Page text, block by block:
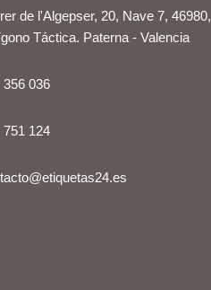
de l'Algepser, 20, Nave 7, 46980,
Táctica. Paterna - Valencia
356 036
751 124